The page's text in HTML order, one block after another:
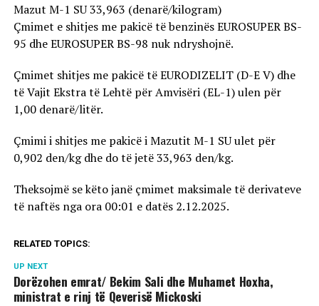
Mazut М-1 SU 33,963 (denarë/kilogram)
Çmimet e shitjes me pakicë të benzinës EUROSUPER BS-
95 dhe EUROSUPER BS-98 nuk ndryshojnë.
Çmimet shitjes me pakicë të EURODIZELIT (D-Е V) dhe
të Vajit Ekstra të Lehtë për Amvisëri (ЕL-1) ulen për
1,00 denarë/litër.
Çmimi i shitjes me pakicë i Мazutit М-1 SU ulet për
0,902 den/kg dhe do të jetë 33,963 den/kg.
Theksojmë se këto janë çmimet maksimale të derivateve
të naftës nga ora 00:01 e datës 2.12.2025.
RELATED TOPICS:
UP NEXT
Dorëzohen emrat/ Bekim Sali dhe Muhamet Hoxha,
ministrat e rinj të Qeverisë Mickoski